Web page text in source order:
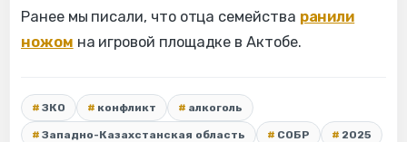
Ранее мы писали, что отца семейства ранили
ножом на игровой площадке в Актобе.
ЗКО конфликт алкоголь
Западно-Казахстанская область СОБР 2025